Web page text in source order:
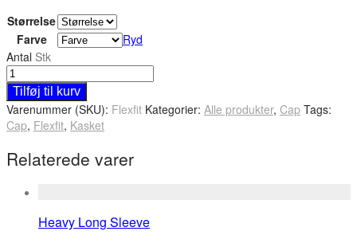
Størrelse
Farve
Ryd
Antal Stk
Tilføj til kurv
Varenummer (SKU): Flexfit Kategorier: Alle produkter, Cap Tags:
Cap, Flexfit, Kasket
Relaterede varer
Heavy Long Sleeve